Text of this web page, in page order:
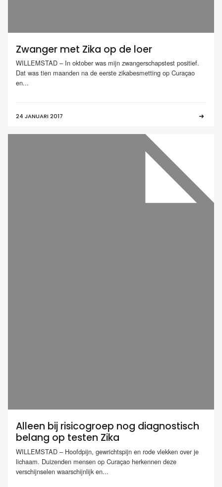
Zwanger met Zika op de loer
WILLEMSTAD – In oktober was mijn zwangerschapstest positief.
Dat was tien maanden na de eerste zikabesmetting op Curaçao
en...
24 JANUARI 2017
Alleen bij risicogroep nog diagnostisch
belang op testen Zika
WILLEMSTAD – Hoofdpijn, gewrichtspijn en rode vlekken over je
lichaam. Duizenden mensen op Curaçao herkennen deze
verschijnselen waarschijnlijk en...